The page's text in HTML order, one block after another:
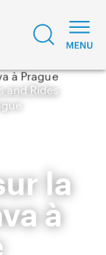
and Rides
la
à